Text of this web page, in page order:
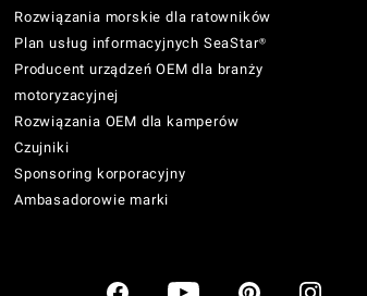
Rozwiązania morskie dla ratowników
Plan usług informacyjnych SeaStar®
Producent urządzeń OEM dla branży
motoryzacyjnej
Rozwiązania OEM dla kamperów
Czujniki
Sponsoring korporacyjny
Ambasadorowie marki